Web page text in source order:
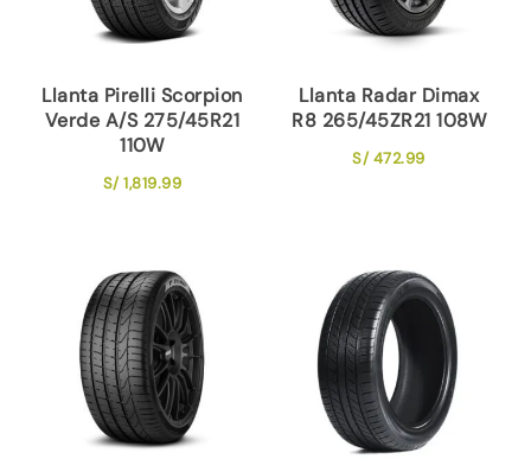
Llanta Pirelli Scorpion
Verde A/S 275/45R21
110W
S/1,819.99
Llanta Radar Dimax
R8 265/45ZR21 108W
S/472.99